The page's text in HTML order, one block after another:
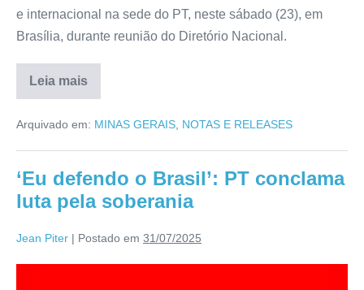
e internacional na sede do PT, neste sábado (23), em
Brasília, durante reunião do Diretório Nacional.
Leia mais
Arquivado em: MINAS GERAIS NOTAS E RELEASES
‘Eu defendo o Brasil’: PT conclama
luta pela soberania
Jean Piter | Postado em 31/07/2025